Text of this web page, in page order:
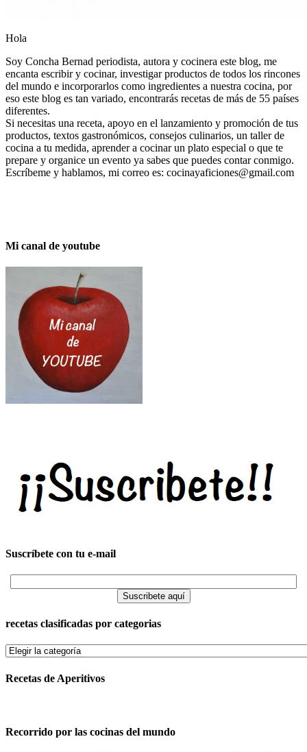
Hola
Soy Concha Bernad periodista, autora y cocinera este blog, me
encanta escribir y cocinar, investigar productos de todos los rincones
del mundo e incorporarlos como ingredientes a nuestra cocina, por
eso este blog es tan variado, encontrarás recetas de más de 55 países
diferentes.
Si necesitas una receta, apoyo en el lanzamiento y promoción de tus
productos, textos gastronómicos, consejos culinarios, un taller de
cocina a tu medida, aprender a cocinar un plato especial o que te
prepare y organice un evento ya sabes que puedes contar conmigo.
Escríbeme y hablamos, mi correo es: cocinayaficiones@gmail.com
Mi canal de youtube
Suscríbete con tu e-mail
recetas clasificadas por categorias
recetas
por
Recetas de Aperitivos
Recorrido por las cocinas del mundo